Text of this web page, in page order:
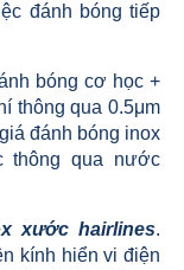
đánh bóng tiếp
bóng cơ học +
thông qua 0.5μm
đánh bóng inox
thông qua nước
xước hairlines.
kính hiển vi điện